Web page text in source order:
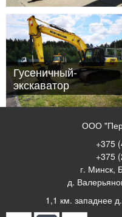
Гусеничный-
экскаватор
ООО
+375
+375
г. Минск,
д.
1,1 км. западнее